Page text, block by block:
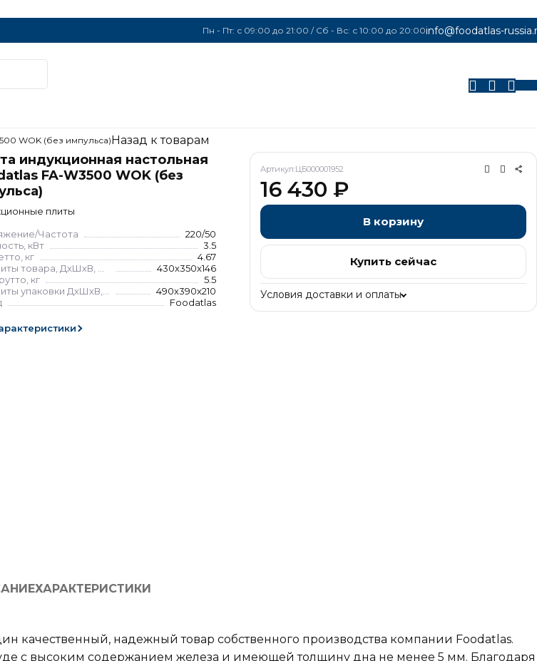
Пн - Пт: с 09:00 до 21:00 / Сб - Вс: с 10:00 до 20:00info@foodatlas-
WOK (без импульса)Назад к товарам
индукционная настольная
FA-W3500 WOK (без
плиты
Частота
220/50
кВт
3.5
кг
4.67
430x350x146
кг
5.5
490x390x210
Foodatlas
Артикул:ЦБ000001952
16 430 ₽
В корзину
Купить сейчас
Условия доставки и оплаты
ХАРАКТЕРИСТИКИ
качественный, надежный товар собственного производства компании Foodatlas.
с высоким содержанием железа и имеющей толщину дна не менее 5 мм. Благодаря